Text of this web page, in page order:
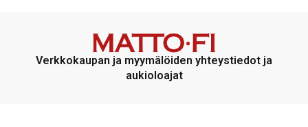
voidaan
jotka
voidaan
valita
tuotteen
Verkkokaupan ja myymälöiden yhteystiedot ja
aukioloajat